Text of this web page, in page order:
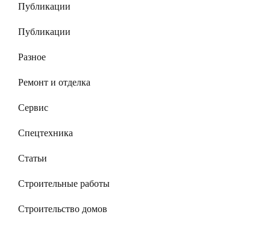
Публикации
Публикации
Разное
Ремонт и отделка
Сервис
Спецтехника
Статьи
Строительные работы
Строительство домов